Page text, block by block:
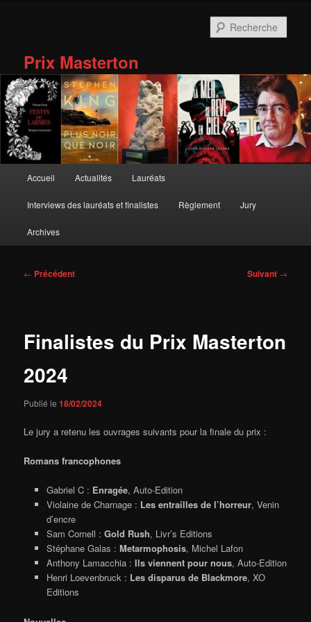
Prix Masterton
principal
Accueil Actualités Lauréats
Interviews des lauréats et finalistes Règlement Jury
Archives
Navigation
← Précédent Suivant →
Finalistes du Prix Masterton
2024
Publié le18/02/2024
Le jury a retenu les ouvrages suivants pour la finale du prix :
Romans francophones
Gabriel C : Enragée, Auto-Edition
Violaine de Charnage : Les entrailles de l’horreur, Venin
d’encre
Sam Cornell : Gold Rush, Livr’s Editions
Stéphane Galas : Metarmophosis, Michel Lafon
Anthony Lamacchia : Ils viennent pour nous, Auto-Edition
Henri Loevenbruck : Les disparus de Blackmore, XO
Editions